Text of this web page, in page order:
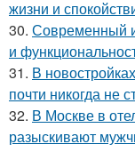
жизни и
30. Современный
и
31. В
почти никогда не
32. В Москве в
разыскивают